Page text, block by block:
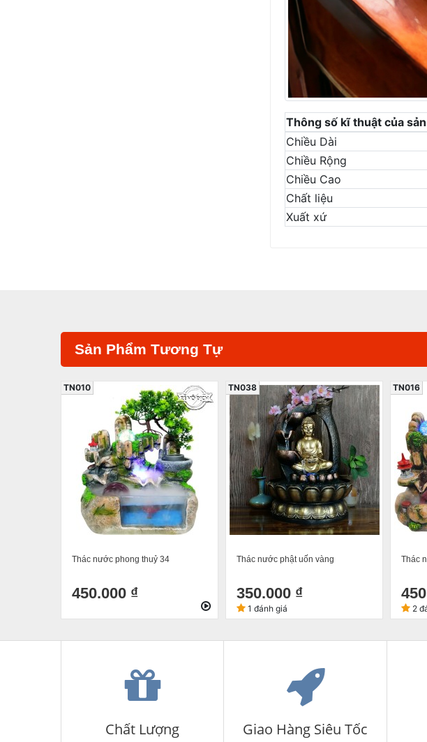
Thông số kĩ thuật của
Chiều Dài
Chiều Rộng
Chiều Cao
Chất liệu
Xuất xứ
Sản Phẩm Tương Tự
Thác nước phong thuỷ 34
450.000 ₫
TN010
Thác nước phật uốn vàng
350.000 ₫
TN038
1 đánh giá
Thác
TN016
2
Chất Lượng Giao Hàng Siêu Tốc